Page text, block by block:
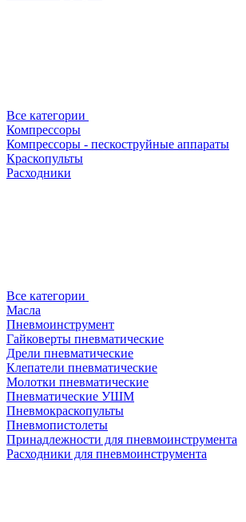
Все категории
Компрессоры
Компрессоры - пескоструйные аппараты
Краскопульты
Расходники
Все категории
Масла
Пневмоинструмент
Гайковерты пневматические
Дрели пневматические
Клепатели пневматические
Молотки пневматические
Пневматические УШМ
Пневмокраскопульты
Пневмопистолеты
Принадлежности для пневмоинструмента
Расходники для пневмоинструмента